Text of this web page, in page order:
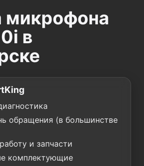
микрофона
в
обращения (в большинстве
и запчасти
комплектующие